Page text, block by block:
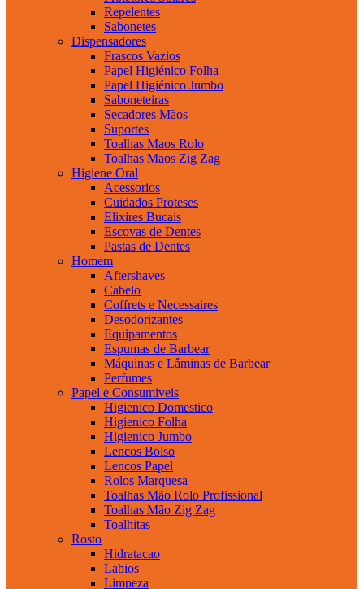
Repelentes
Sabonetes
Dispensadores
Frascos Vazios
Papel Higiénico Folha
Papel Higiénico Jumbo
Saboneteiras
Secadores Mãos
Suportes
Toalhas Maos Rolo
Toalhas Maos Zig Zag
Higiene Oral
Acessorios
Cuidados Proteses
Elixires Bucais
Escovas de Dentes
Pastas de Dentes
Homem
Aftershaves
Cabelo
Coffrets e Necessaires
Desodorizantes
Equipamentos
Espumas de Barbear
Máquinas e Lâminas de Barbear
Perfumes
Papel e Consumiveis
Higienico Domestico
Higienico Folha
Higienico Jumbo
Lencos Bolso
Lencos Papel
Rolos Marquesa
Toalhas Mão Rolo Profissional
Toalhas Mão Zig Zag
Toalhitas
Rosto
Hidratacao
Labios
Limpeza